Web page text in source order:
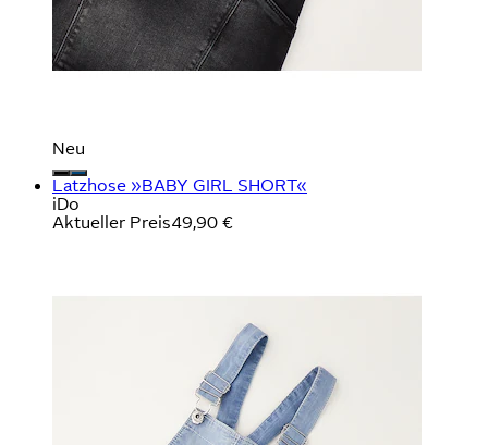
Neu
Latzhose »BABY GIRL SHORT«
iDo
Aktueller Preis49,90 €